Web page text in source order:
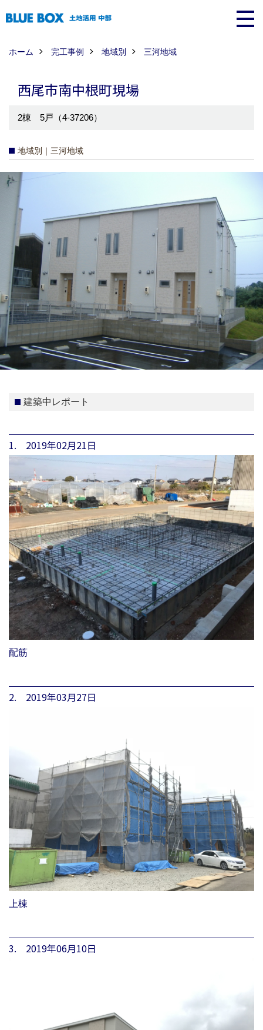
ホーム 完工事例 地域別 三河地域
西尾市南中根町現場
2棟 5戸（4-37206）
地域別｜三河地域
建築中レポート
1. 2019年02月21日
配筋
2. 2019年03月27日
上棟
3. 2019年06月10日